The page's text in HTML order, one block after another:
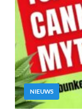
NIEUWS